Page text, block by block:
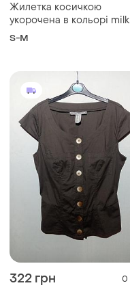
Жилетка косичкою
укорочена в кольорі milk
chocolate
S-M
322 грн
0